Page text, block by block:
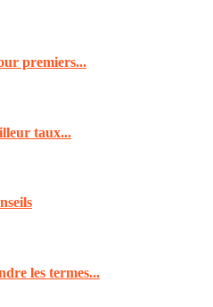
premiers...
taux...
les termes...